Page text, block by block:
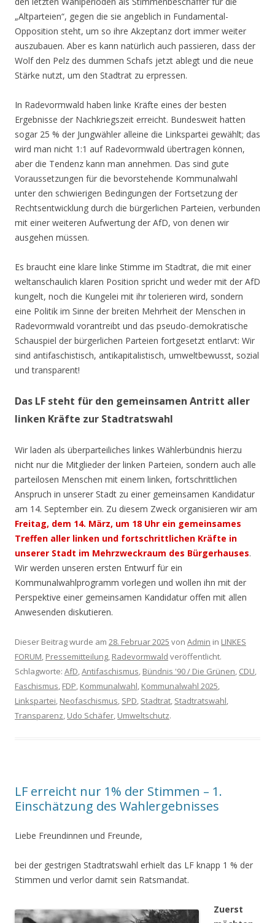
„Altparteien“, gegen die sie angeblich in Fundamental-
Opposition steht, um so ihre Akzeptanz dort immer weiter
auszubauen. Aber es kann natürlich auch passieren, dass der
Wolf den Pelz des dummen Schafs jetzt ablegt und die neue
Stärke nutzt, um den Stadtrat zu erpressen.
In Radevormwald haben linke Kräfte eines der besten
Ergebnisse der Nachkriegszeit erreicht. Bundesweit hatten
sogar 25 % der Jungwähler alleine die Linkspartei gewählt; das
wird man nicht 1:1 auf Radevormwald übertragen können,
aber die Tendenz kann man annehmen. Das sind gute
Voraussetzungen für die bevorstehende Kommunalwahl
unter den schwierigen Bedingungen der Fortsetzung der
Rechtsentwicklung durch die bürgerlichen Parteien, verbunden
mit einer weiteren Aufwertung der AfD, von denen wir
ausgehen müssen.
Es braucht eine klare linke Stimme im Stadtrat, die mit einer
weltanschaulich klaren Position spricht und weder mit der AfD
kungelt, noch die Kungelei mit ihr tolerieren wird, sondern
eine Politik im Sinne der breiten Mehrheit der Menschen in
Radevormwald vorantreibt und das pseudo-demokratische
Schauspiel der bürgerlichen Parteien fortgesetzt entlarvt: Wir
sind antifaschistisch, antikapitalistisch, umweltbewusst, sozial
und transparent!
Das LF steht für den gemeinsamen Antritt aller
linken Kräfte zur Stadtratswahl
Wir laden als überparteiliches linkes Wählerbündnis hierzu
nicht nur die Mitglieder der linken Parteien, sondern auch alle
parteilosen Menschen mit einem linken, fortschrittlichen
Anspruch in unserer Stadt zu einer gemeinsamen Kandidatur
am 14. September ein. Zu diesem Zweck organisieren wir am
Freitag, dem 14. März, um 18 Uhr ein gemeinsames
Treffen aller linken und fortschrittlichen Kräfte in
unserer Stadt im Mehrzweckraum des Bürgerhauses.
Wir werden unseren ersten Entwurf für ein
Kommunalwahlprogramm vorlegen und wollen ihn mit der
Perspektive einer gemeinsamen Kandidatur offen mit allen
Anwesenden diskutieren.
Dieser Beitrag wurde am 28. Februar 2025 von Admin in LINKES
FORUM, Pressemitteilung, Radevormwald veröffentlicht.
Schlagworte: AfD,Antifaschismus, Bündnis '90 / Die Grünen, CDU,
Faschismus, FDP, Kommunalwahl, Kommunalwahl 2025,
Linkspartei, Neofaschismus, SPD, Stadtrat, Stadtratswahl,
Transparenz, Udo Schäfer, Umweltschutz.
LF erreicht nur 1% der Stimmen – 1.
Einschätzung des Wahlergebnisses
Liebe Freundinnen und Freunde,
bei der gestrigen Stadtratswahl erhielt das LF knapp 1 % der
Stimmen und verlor damit sein Ratsmandat.
Zuerst